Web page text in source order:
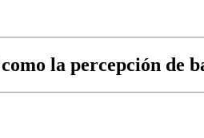
la percepción de